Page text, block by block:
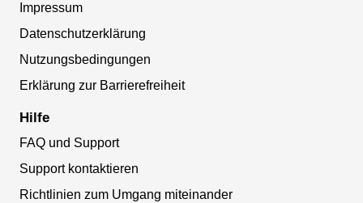
Impressum
Datenschutzerklärung
Nutzungsbedingungen
Erklärung zur Barrierefreiheit
Hilfe
FAQ und Support
Support kontaktieren
Richtlinien zum Umgang miteinander